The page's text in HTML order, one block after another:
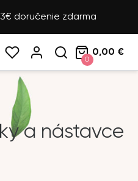
doručenie zdarma
0
0,00 €
a nástavce